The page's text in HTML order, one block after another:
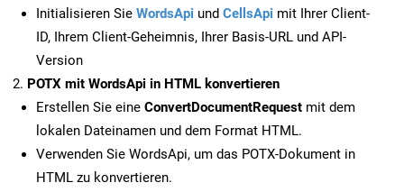
Initialisieren Sie WordsApi und CellsApi mit Ihrer Client-
ID, Ihrem Client-Geheimnis, Ihrer Basis-URL und API-
Version
POTX mit WordsApi in HTML konvertieren
Erstellen Sie eine ConvertDocumentRequest mit dem
lokalen Dateinamen und dem Format HTML.
Verwenden Sie WordsApi, um das POTX-Dokument in
HTML zu konvertieren.